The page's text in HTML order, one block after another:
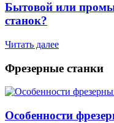
Бытовой или
станок?
Читать далее
Фрезерные станки
Особенности